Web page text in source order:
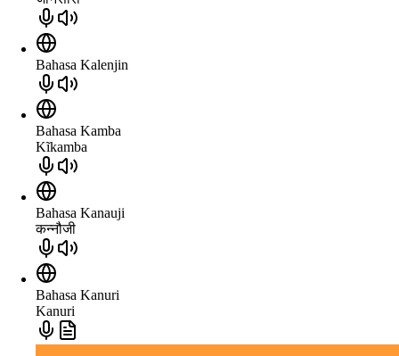
Bahasa Kalenjin
Bahasa Kamba
Kĩkamba
Bahasa Kanauji
कन्नौजी
Bahasa Kanuri
Kanuri